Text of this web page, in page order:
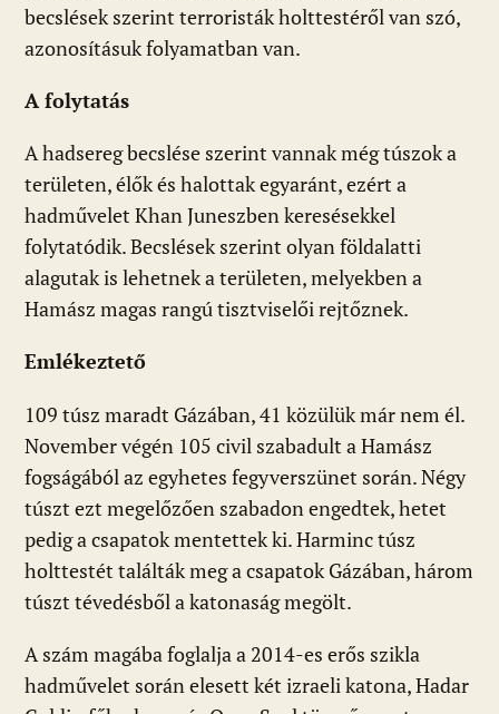
becslések szerint terroristák holttestéről van szó,
azonosításuk folyamatban van.
A folytatás
A hadsereg becslése szerint vannak még túszok a
területen, élők és halottak egyaránt, ezért a
hadművelet Khan Juneszben keresésekkel
folytatódik. Becslések szerint olyan földalatti
alagutak is lehetnek a területen, melyekben a
Hamász magas rangú tisztviselői rejtőznek.
Emlékeztető
109 túsz maradt Gázában, 41 közülük már nem él.
November végén 105 civil szabadult a Hamász
fogságából az egyhetes fegyverszünet során. Négy
túszt ezt megelőzően szabadon engedtek, hetet
pedig a csapatok mentettek ki. Harminc túsz
holttestét találták meg a csapatok Gázában, három
túszt tévedésből a katonaság megölt.
A szám magába foglalja a 2014-es erős szikla
hadművelet során elesett két izraeli katona, Hadar